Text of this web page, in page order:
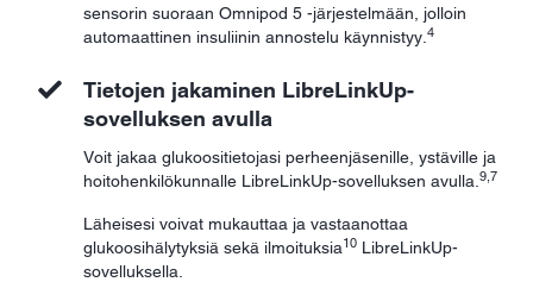
sensorin suoraan Omnipod 5 -järjestelmään, jolloin
automaattinen insuliinin annostelu käynnistyy. 4
Tietojen jakaminen LibreLinkUp-
sovelluksen avulla
Voit jakaa glukoositietojasi perheenjäsenille, ystäville ja
hoitohenkilökunnalle LibreLinkUp-sovelluksen avulla. 9,7
Läheisesi voivat mukauttaa ja vastaanottaa
glukoosihälytyksiä sekä ilmoituksia10 LibreLinkUp-
sovelluksella.